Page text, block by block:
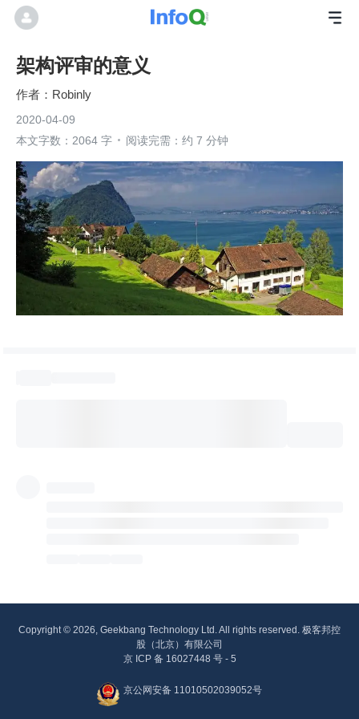
架构评审的意义
Robinly
2020-04-09
本文字数：2064 字
阅读完需：约 7 分钟
Copyright © 2026, Geekbang Technology Ltd. All rights reserved. 极客邦控
股（北京）有限公司
京 ICP 备 16027448 号 - 5
京公网安备 11010502039052号